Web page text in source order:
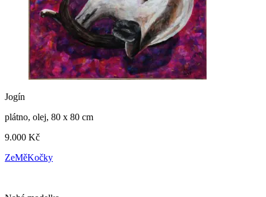
Jogín
plátno, olej, 80 x 80 cm
9.000 Kč
ZeMěKočky